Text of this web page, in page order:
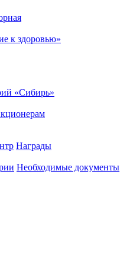
к здоровью»
«Сибирь»
Награды
Необходимые документы